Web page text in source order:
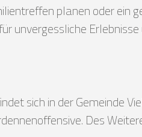
planen oder
unvergessliche Erlebnisse
sich in der Gemeinde
Des